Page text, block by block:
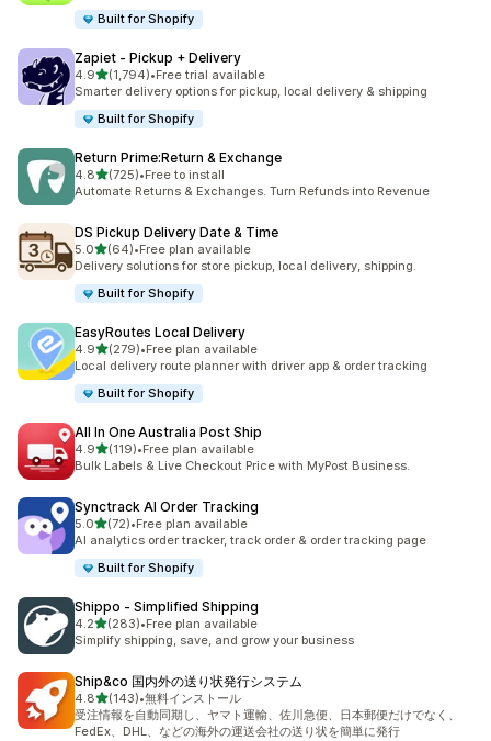
Built for Shopify
Zapiet ‑ Pickup + Delivery
4.95つ星中
(1,794)
合計レビュー数：1794件
•Free trial available
Smarter delivery options for pickup, local delivery & shipping
Built for Shopify
Return Prime:Return & Exchange
4.85つ星中
(725)
合計レビュー数：725件
•Free to install
Automate Returns & Exchanges. Turn Refunds into Revenue
DS Pickup Delivery Date & Time
5.05つ星中
(64)
合計レビュー数：64件
•Free plan available
Delivery solutions for store pickup, local delivery, shipping.
Built for Shopify
EasyRoutes Local Delivery
4.95つ星中
(279)
合計レビュー数：279件
•Free plan available
Local delivery route planner with driver app & order tracking
Built for Shopify
All In One Australia Post Ship
4.95つ星中
(119)
合計レビュー数：119件
•Free plan available
Bulk Labels & Live Checkout Price with MyPost Business.
Synctrack AI Order Tracking
5.05つ星中
(72)
合計レビュー数：72件
•Free plan available
AI analytics order tracker, track order & order tracking page
Built for Shopify
Shippo ‑ Simplified Shipping
4.25つ星中
(283)
合計レビュー数：283件
•Free plan available
Simplify shipping, save, and grow your business
Ship&co 国内外の送り状発行システム
4.85つ星中
(143)
合計レビュー数：143件
•無料インストール
受注情報を自動同期し、ヤマト運輸、佐川急便、日本郵便だけでなく、
FedEx、DHL、などの海外の運送会社の送り状を簡単に発行